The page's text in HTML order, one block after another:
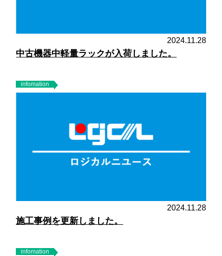
2024.11.28
中古機器中軽量ラックが入荷しました。
infomation
2024.11.28
施工事例を更新しました。
infomation